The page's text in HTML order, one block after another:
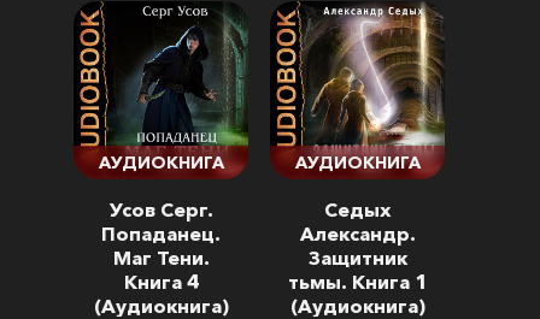
АУДИОКНИГА
Усов Серг.
Попаданец.
Маг Тени.
Книга 4
(Аудиокнига)
АУДИОКНИГА
Седых
Александр.
Защитник
тьмы. Книга 1
(Аудиокнига)